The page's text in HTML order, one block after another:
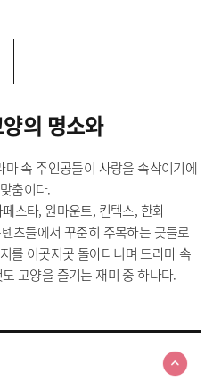
의 명소와
속 주인공들이 사랑을 속삭이기에
춤이다.
스타, 원마운트, 킨텍스, 한화
츠들에서 꾸준히 주목하는 곳들로
를 이곳저곳 돌아다니며 드라마 속
고양을 즐기는 재미 중 하나다.